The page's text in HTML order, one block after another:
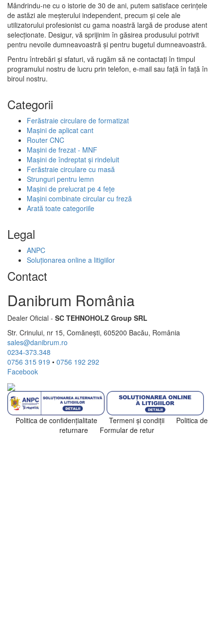
Mândrindu-ne cu o istorie de 30 de ani, putem satisface cerințele
de astăzi ale meșterului independent, precum și cele ale
utilizatorului profesionist cu gama noastră largă de produse atent
selecționate. Desigur, vă sprijinim în găsirea produsului potrivit
pentru nevoile dumneavoastră și pentru bugetul dumneavoastră.
Pentru întrebări și sfaturi, vă rugăm să ne contactați în timpul
programului nostru de lucru prin telefon, e-mail sau față în față în
biroul nostru.
Categorii
Ferăstraie circulare de formatizat
Mașini de aplicat cant
Router CNC
Mașini de frezat - MNF
Mașini de îndreptat și rindeluit
Ferăstraie circulare cu masă
Strunguri pentru lemn
Mașini de prelucrat pe 4 fețe
Mașini combinate circular cu freză
Arată toate categoriile
Legal
ANPC
Soluționarea online a litigiilor
Contact
Danibrum România
Dealer Oficial - SC TEHNOHOLZ Group SRL
Str. Crinului, nr 15, Comănești, 605200 Bacău, România
sales@danibrum.ro
0234-373.348
0756 315 919 • 0756 192 292
Facebook
Politica de confidenţialitate Termeni şi condiţii
Politica de
returnare
Formular de retur